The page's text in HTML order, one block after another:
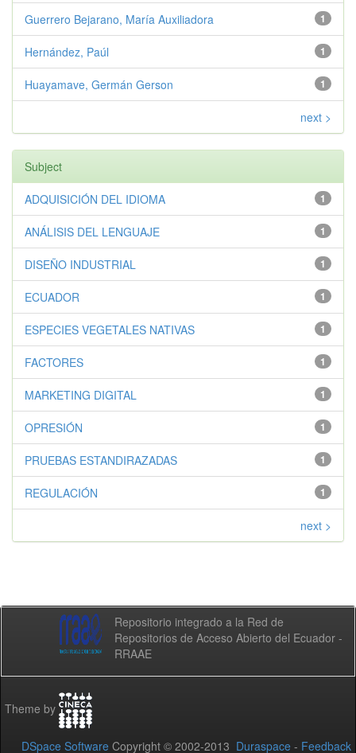
1
Guerrero Bejarano, María Auxiliadora
1
Hernández, Paúl
1
Huayamave, Germán Gerson
next >
Subject
1
ADQUISICIÓN DEL IDIOMA
1
ANÁLISIS DEL LENGUAJE
1
DISEÑO INDUSTRIAL
1
ECUADOR
1
ESPECIES VEGETALES NATIVAS
1
FACTORES
1
MARKETING DIGITAL
1
OPRESIÓN
1
PRUEBAS ESTANDIRAZADAS
1
REGULACIÓN
next >
Repositorio integrado a la Red de
Repositorios de Acceso Abierto del Ecuador -
RRAAE
Theme by
DSpace Software Copyright © 2002-2013 Duraspace - Feedback